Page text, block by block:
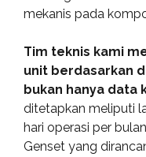
mekanis pada
Tim teknis kami
unit berdasarkan
bukan hanya data
ditetapkan meliputi
hari operasi per
Genset yang